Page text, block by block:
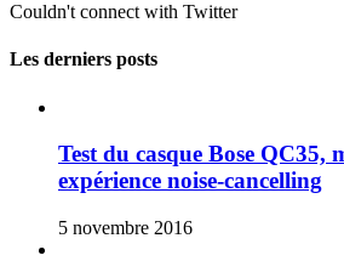
Couldn't connect with Twitter
Les derniers posts
Test du casque Bose QC35,
expérience noise-cancelling
5 novembre 2016